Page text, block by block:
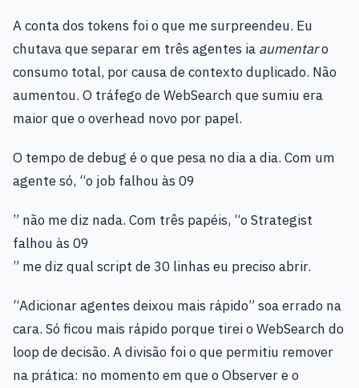
A conta dos tokens foi o que me surpreendeu. Eu
chutava que separar em três agentes ia aumentaro
consumo total, por causa de contexto duplicado. Não
aumentou. O tráfego de WebSearch que sumiu era
maior que o overhead novo por papel.
O tempo de debug é o que pesa no dia a dia. Com um
agente só, “o job falhou às 09
” não me diz nada. Com três papéis, “o Strategist
falhou às 09
” me diz qual script de 30 linhas eu preciso abrir.
“Adicionar agentes deixou mais rápido” soa errado na
cara. Só ficou mais rápido porque tirei o WebSearch do
loop de decisão. A divisão foi o que permitiu remover
na prática: no momento em que o Observer e o